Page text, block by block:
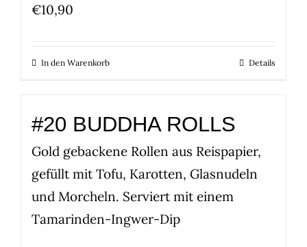
€10,90
In den Warenkorb Details
#20 BUDDHA ROLLS
Gold gebackene Rollen aus Reispapier,
gefüllt mit Tofu, Karotten, Glasnudeln
und Morcheln. Serviert mit einem
Tamarinden-Ingwer-Dip